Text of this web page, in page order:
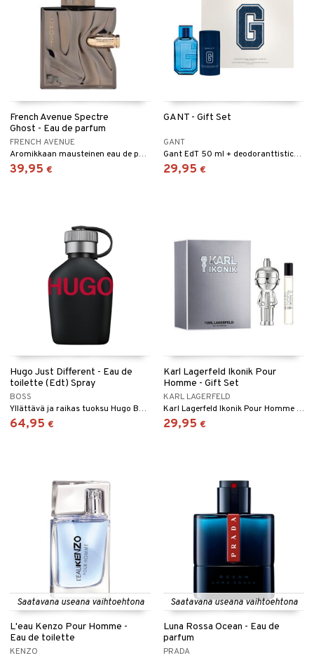
French Avenue Spectre
Ghost - Eau de parfum
FRENCH AVENUE
Aromikkaan mausteinen eau de parfum French Avenuelta.
39,95 €
GANT - Gift Set
GANT
Gant EdT 50 ml + deodoranttistick 75 g
29,95 €
Hugo Just Different - Eau de
toilette (Edt) Spray
BOSS
Yllättävä ja raikas tuoksu Hugo Bossilta
64,95 €
Karl Lagerfeld Ikonik Pour
Homme - Gift Set
KARL LAGERFELD
Karl Lagerfeld Ikonik Pour Homme edp 60ml + 7,5ml
29,95 €
Saatavana useana vaihtoehtona
L'eau Kenzo Pour Homme -
Eau de toilette
KENZO
Saatavana useana vaihtoehtona
Luna Rossa Ocean - Eau de
parfum
PRADA